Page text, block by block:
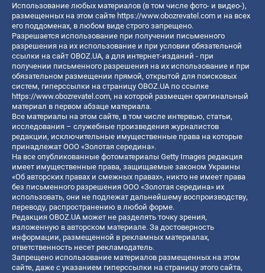
Использование любых материалов (в том числе фото- и видео-),
размещенных на этом сайте https://www.obozrevatel.com и на всех
его поддоменах, в любом виде строго запрещено.
Разрешается использование при получении письменного
разрешения на их использование и при условии обязательной
ссылки на сайт OBOZ.UA, а для интернет-изданий - при
получении письменного разрешения на их использование и при
обязательном размещении прямой, открытой для поисковых
систем, гиперссылки на страницу OBOZ.UA по ссылке
https://www.obozrevatel.com, на которой размещен оригинальный
материал в первом абзаце материала.
Все материалы на этом сайте, в том числе интервью, статьи,
исследования – служебные произведения журналистов
редакции, исключительные имущественные права на которые
принадлежат ООО «Золотая середина».
На все опубликованные фотоматериалы Getty Images редакция
имеет имущественные права, защищаемые законом Украины
«Об авторских правах и смежных правах», никто не имеет права
без письменного разрешения ООО «Золотая середина» их
использовать, они не подлежат дальнейшему воспроизводству,
переводу, распространению в любой форме.
Редакция OBOZ.UA может не разделять точку зрения,
изложенную в авторском материале. За достоверность
информации, размещенной в рекламных материалах,
ответственность несет рекламодатель.
Запрещено использование материалов размещенных на этом
сайте, даже с указанием гиперссылки на страницу этого сайта,